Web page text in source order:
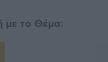
με το Θέμα: